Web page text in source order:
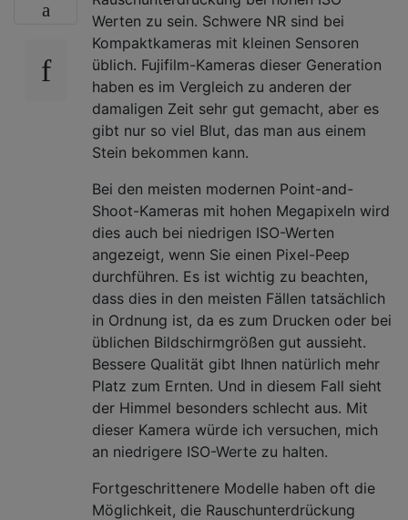
Werten zu sein. Schwere NR sind bei
Kompaktkameras mit kleinen Sensoren
üblich. Fujifilm-Kameras dieser Generation
haben es im Vergleich zu anderen der
damaligen Zeit sehr gut gemacht, aber es
gibt nur so viel Blut, das man aus einem
Stein bekommen kann.
Bei den meisten modernen Point-and-
Shoot-Kameras mit hohen Megapixeln wird
dies auch bei niedrigen ISO-Werten
angezeigt, wenn Sie einen Pixel-Peep
durchführen. Es ist wichtig zu beachten,
dass dies in den meisten Fällen tatsächlich
in Ordnung ist, da es zum Drucken oder bei
üblichen Bildschirmgrößen gut aussieht.
Bessere Qualität gibt Ihnen natürlich mehr
Platz zum Ernten. Und in diesem Fall sieht
der Himmel besonders schlecht aus. Mit
dieser Kamera würde ich versuchen, mich
an niedrigere ISO-Werte zu halten.
Fortgeschrittenere Modelle haben oft die
Möglichkeit, die Rauschunterdrückung